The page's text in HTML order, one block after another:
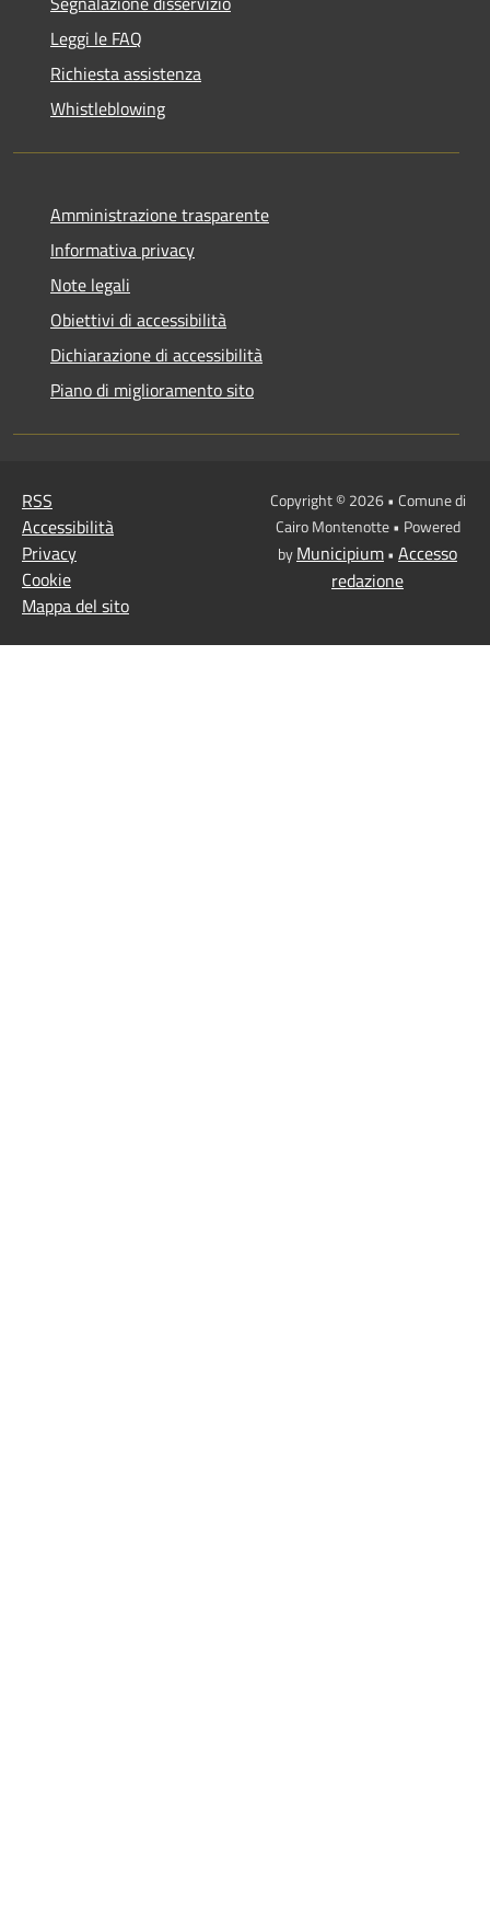
Leggi le FAQ
Richiesta assistenza
Whistleblowing
Amministrazione trasparente
Informativa privacy
Note legali
Obiettivi di accessibilità
Dichiarazione di accessibilità
Piano di miglioramento sito
RSS
Accessibilità
Privacy
Cookie
Mappa del sito
Copyright © 2026 • Comune di
Cairo Montenotte • Powered
byMunicipium• Accesso
redazione